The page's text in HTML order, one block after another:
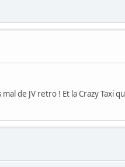
de JV retro ! Et la Crazy Taxi